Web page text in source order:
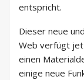
entspricht.
Dieser neue
Web verfügt
einen
einige neue